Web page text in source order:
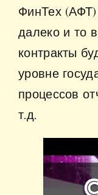
ФинТех
далеко и то
контракты
уровне
процессов
т.д.